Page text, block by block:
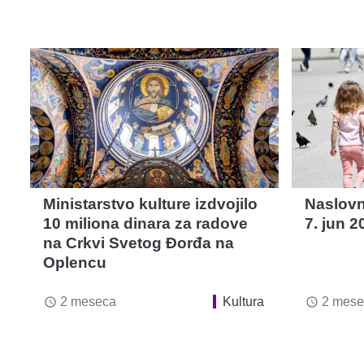
Ministarstvo kulture izdvojilo
10 miliona dinara za radove
na Crkvi Svetog Đorđa na
Oplencu
access_time 2 meseca Kultura
7. jun
access_time 2